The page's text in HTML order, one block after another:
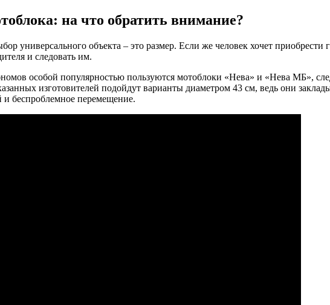
на что обратить внимание?
универсального объекта – это размер. Если же человек хочет приобрести
и следовать им.
особой популярностью пользуются мотоблоки «Нева» и «Нева МБ»,
изготовителей подойдут варианты диаметром 43 см, ведь они
и беспроблемное перемещение.